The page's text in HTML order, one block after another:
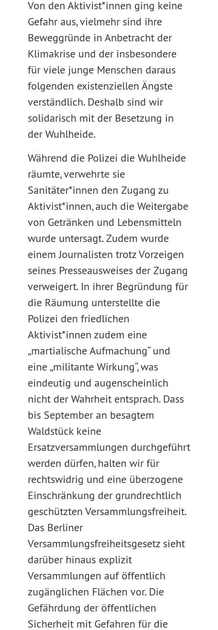
Von den Aktivist*innen ging keine
Gefahr aus, vielmehr sind ihre
Beweggründe in Anbetracht der
Klimakrise und der insbesondere
für viele junge Menschen daraus
folgenden existenziellen Ängste
verständlich. Deshalb sind wir
solidarisch mit der Besetzung in
der Wuhlheide.
Während die Polizei die Wuhlheide
räumte, verwehrte sie
Sanitäter*innen den Zugang zu
Aktivist*innen, auch die Weitergabe
von Getränken und Lebensmitteln
wurde untersagt. Zudem wurde
einem Journalisten trotz Vorzeigen
seines Presseausweises der Zugang
verweigert. In ihrer Begründung für
die Räumung unterstellte die
Polizei den friedlichen
Aktivist*innen zudem eine
„martialische Aufmachung“ und
eine „militante Wirkung“, was
eindeutig und augenscheinlich
nicht der Wahrheit entsprach. Dass
bis September an besagtem
Waldstück keine
Ersatzversammlungen durchgeführt
werden dürfen, halten wir für
rechtswidrig und eine überzogene
Einschränkung der grundrechtlich
geschützten Versammlungsfreiheit.
Das Berliner
Versammlungsfreiheitsgesetz sieht
darüber hinaus explizit
Versammlungen auf öffentlich
zugänglichen Flächen vor. Die
Gefährdung der öffentlichen
Sicherheit mit Gefahren für die